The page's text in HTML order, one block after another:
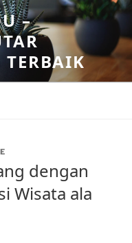
–
TERBAIK
dengan
Wisata ala